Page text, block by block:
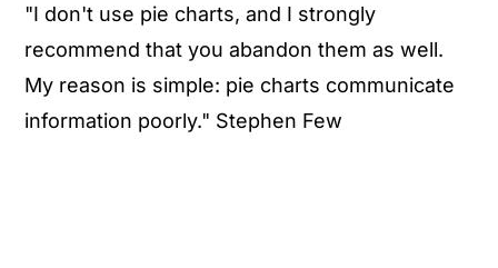
"I don't use pie charts, and I strongly
recommend that you abandon them as well.
My reason is simple: pie charts communicate
information poorly." Stephen Few